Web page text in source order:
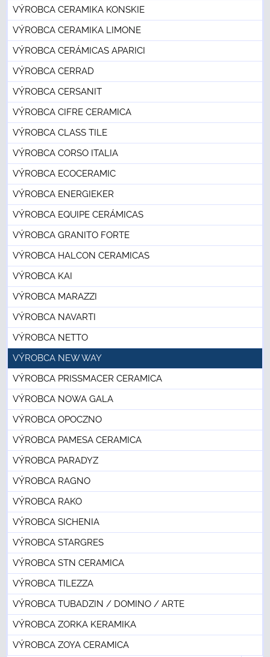
VÝROBCA CERAMIKA KONSKIE
VÝROBCA CERAMIKA LIMONE
VÝROBCA CERÁMICAS APARICI
VÝROBCA CERRAD
VÝROBCA CERSANIT
VÝROBCA CIFRE CERAMICA
VÝROBCA CLASS TILE
VÝROBCA CORSO ITALIA
VÝROBCA ECOCERAMIC
VÝROBCA ENERGIEKER
VÝROBCA EQUIPE CERÁMICAS
VÝROBCA GRANITO FORTE
VÝROBCA HALCON CERAMICAS
VÝROBCA KAI
VÝROBCA MARAZZI
VÝROBCA NAVARTI
VÝROBCA NETTO
VÝROBCA NEW WAY
VÝROBCA PRISSMACER CERAMICA
VÝROBCA NOWA GALA
VÝROBCA OPOCZNO
VÝROBCA PAMESA CERAMICA
VÝROBCA PARADYZ
VÝROBCA RAGNO
VÝROBCA RAKO
VÝROBCA SICHENIA
VÝROBCA STARGRES
VÝROBCA STN CERAMICA
VÝROBCA TILEZZA
VÝROBCA TUBADZIN / DOMINO / ARTE
VÝROBCA ZORKA KERAMIKA
VÝROBCA ZOYA CERAMICA